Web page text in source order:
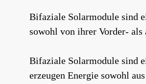
Bifaziale Solarmodule sind
sowohl von ihrer Vorder- als
Bifaziale Solarmodule sind
erzeugen Energie sowohl